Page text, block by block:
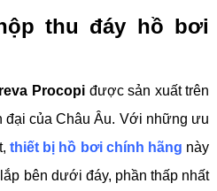
thu đáy hồ bơi
Procopi được sản xuất trên
đại của Châu Âu. Với những ưu
thiết bị hồ bơi chính hãng này
bên dưới đáy, phần thấp nhất